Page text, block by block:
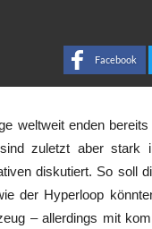
Facebook
weltweit enden
zuletzt aber
diskutiert. So soll
der Hyperloop
– allerdings mit